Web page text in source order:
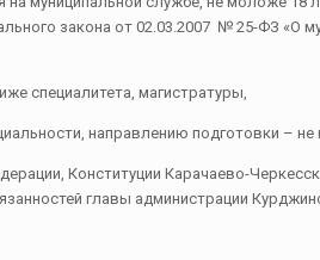
закона от 02.03.2007 № 25-ФЗ «О
специалитета, магистратуры,
направлению подготовки – не
Конституции Карачаево-
главы администрации